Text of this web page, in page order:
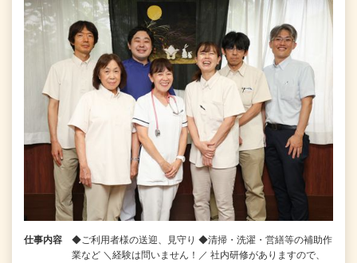
仕事内容
◆ご利用者様の送迎、見守り ◆清掃・洗濯・営繕等の補助作
業など ＼経験は問いません！／ 社内研修がありますので、